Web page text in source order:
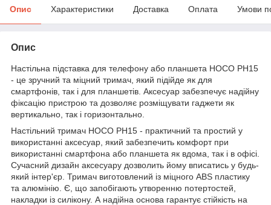
Опис Характеристики Доставка Оплата Умови
Опис
Настільна підставка для телефону або планшета HOCO PH15
- це зручний та міцний тримач, який підійде як для
смартфонів, так і для планшетів. Аксесуар забезпечує надійну
фіксацію пристрою та дозволяє розміщувати гаджети як
вертикально, так і горизонтально.
Настільний тримач HOCO PH15 - практичний та простий у
використанні аксесуар, який забезпечить комфорт при
використанні смартфона або планшета як вдома, так і в офісі.
Сучасний дизайн аксесуару дозволить йому вписатись у будь-
який інтер'єр. Тримач виготовлений із міцного ABS пластику
та алюмінію. Є, що запобігають утворенню потертостей,
накладки із силікону. А надійна основа гарантує стійкість на